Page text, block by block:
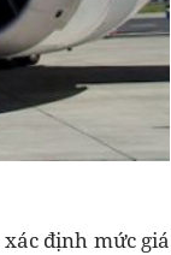
định mức giá